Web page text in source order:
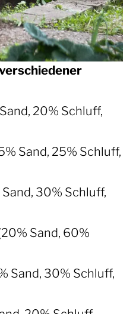
20% Schluff,
Sand, 25% Schluff,
30% Schluff,
Sand, 60%
Sand, 30% Schluff,